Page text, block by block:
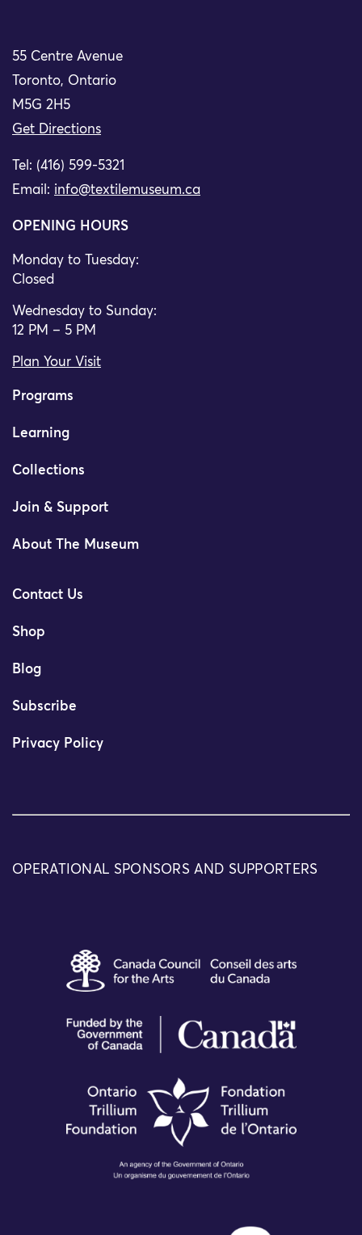
55 Centre Avenue
Toronto, Ontario
M5G 2H5
Get Directions
Tel: (416) 599-5321
Email: info@textilemuseum.ca
OPENING HOURS
Monday to Tuesday:
Closed
Wednesday to Sunday:
12 PM – 5 PM
Plan Your Visit
Programs
Learning
Collections
Join & Support
About The Museum
Contact Us
Shop
Blog
Subscribe
Privacy Policy
OPERATIONAL SPONSORS AND SUPPORTERS